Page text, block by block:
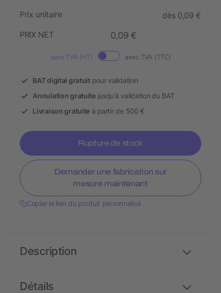
Prix unitaire
dès 0,09 €
PRIX NET
0,09 €
sans TVA (HT) avec TVA (TTC)
BAT digital gratuitpour validation
Annulation gratuitejusqu’à validation du BAT
Livraison gratuite à partir de 500 €
Rupture de stock
Demander une fabrication sur
mesure maintenant
Copier le lien du produit personnalisé
Détails
Description